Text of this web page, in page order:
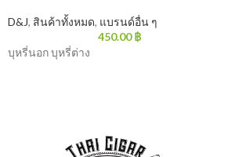
D&J, สินค้าทั้งหมด, แบรนด์อื่น ๆ
450.00฿
บุหรี่นอก บุหรี่ต่าง